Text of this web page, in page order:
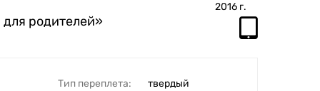
2016 г.
родителей»
Тип переплета: твердый